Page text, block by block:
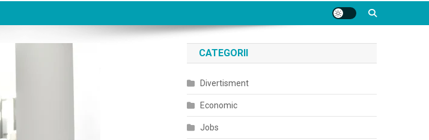
CATEGORII
Divertisment
Economic
Jobs